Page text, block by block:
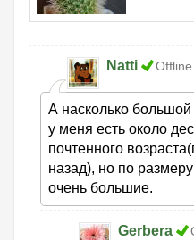
Natti Offline
А насколько
у меня есть около
почтенного
назад), но по
очень большие.
Gerbera